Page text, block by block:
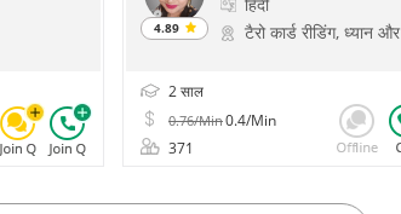
4.89
टैरो कार्ड रीडिंग, ध्यान और चेतना, चक्र हीलिंग, प्रेम और विवाह के मंत्र, करियर स्पेल, उपाय विशेषज्ञ, आकाशिक रीडिंग्स, फॉर्च्यून, प्राणिक हीलिंग, योग और ध्यान, साइकोलॉजिकल रीडिंग, प्रश्न
2 साल
0.76/Min0.4/Min
371